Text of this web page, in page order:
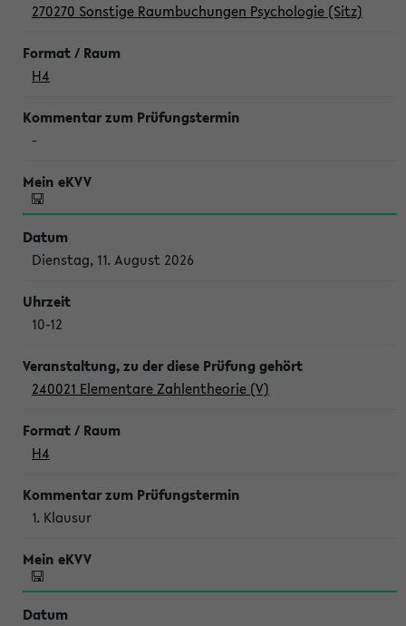
270270 Sonstige Raumbuchungen Psychologie (Sitz)
H4
-
Dienstag, 11. August 2026
10-12
240021 Elementare Zahlentheorie (V)
H4
1. Klausur